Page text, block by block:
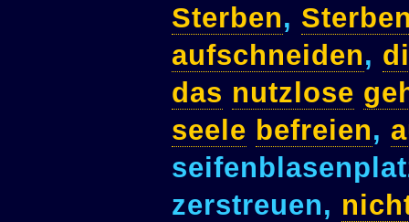
Sterben,
aufschneiden,
das nutzlose
seele befreien,
zerstreuen,